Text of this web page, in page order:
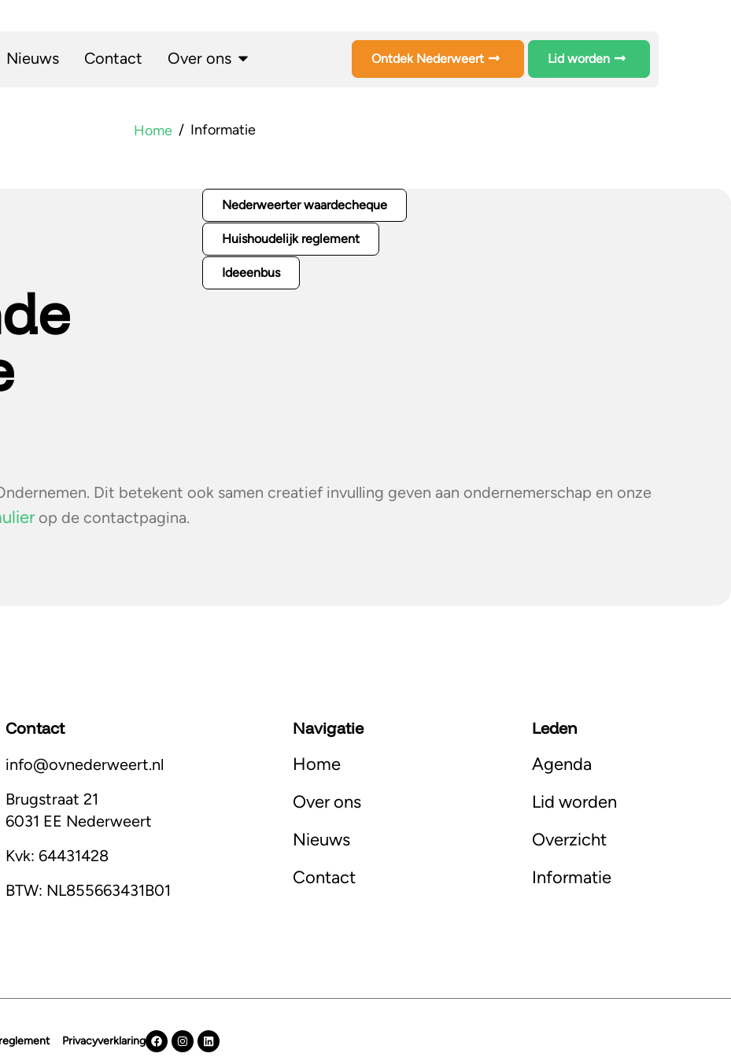
Nieuws Contact Over ons Ontdek Nederweert Lid worden
Home Informatie
Nederweerter waardecheque
Huishoudelijk reglement
Ideeenbus
Dit betekent ook samen creatief invulling geven aan ondernemerschap en onze
op de contactpagina.
Contact
info@ovnederweert.nl
Brugstraat 21
6031 EE Nederweert
Kvk: 64431428
BTW: NL855663431B01
Navigatie
Home
Over ons
Nieuws
Contact
Leden
Agenda
Lid worden
Overzicht
Informatie
Privacyverklaring